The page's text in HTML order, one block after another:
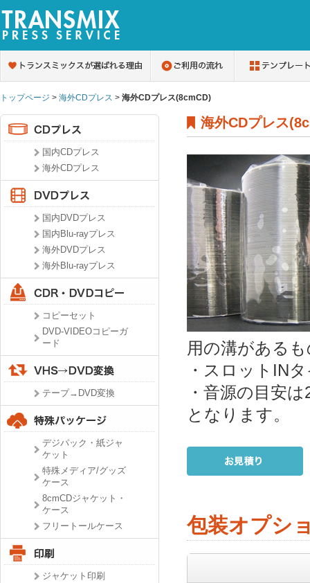
トップページ > 海外CDプレス > 海外CDプレス(8cmCD)
国内CDプレス
海外CDプレス
国内DVDプレス
国内Blu-rayプレス
海外DVDプレス
海外Blu-rayプレス
コピーセット
DVD-VIDEOコピーガ
ード
テープ→DVD変換
デジパック・紙ジャ
ケット
特殊メディア/グッズ
ケース
8cmCDジャケット・
ケース
フリートールケース
ジャケット印刷
海外CDプレス
用の溝がある
・スロットIN
・音源の目安
となります。
包装オプシ